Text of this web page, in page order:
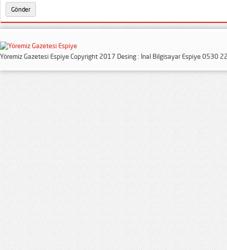
Yöremiz Gazetesi Espiye Copyright 2017 Desing : İnal Bilgisayar Espiye 0530